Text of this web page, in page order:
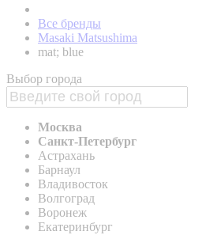
Все бренды
Masaki Matsushima
mat; blue
Выбор города
Москва
Санкт-Петербург
Астрахань
Барнаул
Владивосток
Волгоград
Воронеж
Екатеринбург